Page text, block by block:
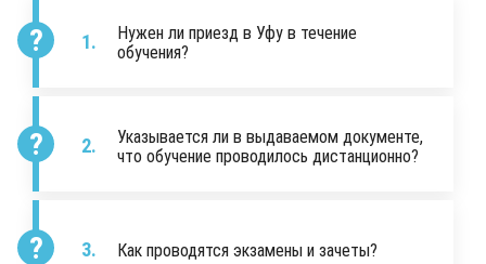
Нужен ли приезд в Уфу в течение
обучения?
Указывается ли в выдаваемом документе,
что обучение проводилось дистанционно?
Как проводятся экзамены и зачеты?